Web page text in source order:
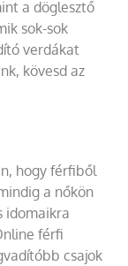
a döglesztő
sok-sok
verdákat
kövesd az
hogy férfiből
a nőkön
idomaikra
férfi
csajok